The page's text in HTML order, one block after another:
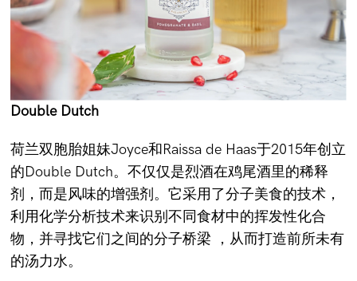
Double Dutch
荷兰双胞胎姐妹Joyce和Raissa de Haas于2015年创立
的Double Dutch。不仅仅是烈酒在鸡尾酒里的稀释
剂，而是风味的增强剂。它采用了分子美食的技术，
利用化学分析技术来识别不同食材中的挥发性化合
物，并寻找它们之间的分子桥梁 ，从而打造前所未有
的汤力水。